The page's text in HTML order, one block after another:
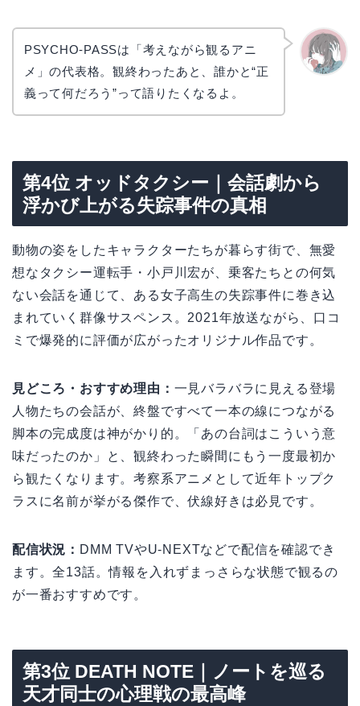
PSYCHO-PASSは「考えながら観るアニ
メ」の代表格。観終わったあと、誰かと“正
義って何だろう”って語りたくなるよ。
第4位 オッドタクシー｜会話劇から
浮かび上がる失踪事件の真相
動物の姿をしたキャラクターたちが暮らす街で、無愛
想なタクシー運転手・小戸川宏が、乗客たちとの何気
ない会話を通じて、ある女子高生の失踪事件に巻き込
まれていく群像サスペンス。2021年放送ながら、口コ
ミで爆発的に評価が広がったオリジナル作品です。
見どころ・おすすめ理由： 一見バラバラに見える登場
人物たちの会話が、終盤ですべて一本の線につながる
脚本の完成度は神がかり的。「あの台詞はこういう意
味だったのか」と、観終わった瞬間にもう一度最初か
ら観たくなります。考察系アニメとして近年トップク
ラスに名前が挙がる傑作で、伏線好きは必見です。
配信状況： DMM TVやU-NEXTなどで配信を確認でき
ます。全13話。情報を入れずまっさらな状態で観るの
が一番おすすめです。
第3位 DEATH NOTE｜ノートを巡る
天才同士の心理戦の最高峰